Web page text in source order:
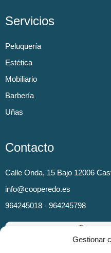
Gestionar
Servicios
Peluquería
Estética
Mobiliario
Barbería
Uñas
Contacto
Calle Onda, 15 Bajo 12006
info@cooperedo.es
964245018 - 964245798